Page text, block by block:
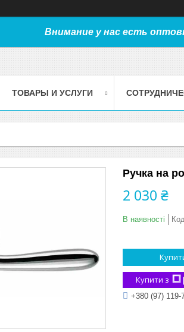
Внимание у нас есть
ТОВАРЫ И УСЛУГИ
Ручка на
2 030 ₴
В наявності
Купити з
+380 (97) 119-